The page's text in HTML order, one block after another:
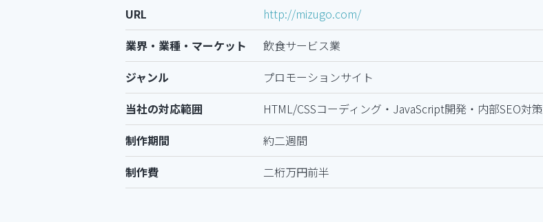
URL
http://mizugo.com/
業界・業種・マーケット
飲食サービス業
ジャンル
プロモーションサイト
当社の対応範囲
HTML/CSSコーディング・JavaScript開発・内部SEO対策
制作期間
約二週間
制作費
二桁万円前半